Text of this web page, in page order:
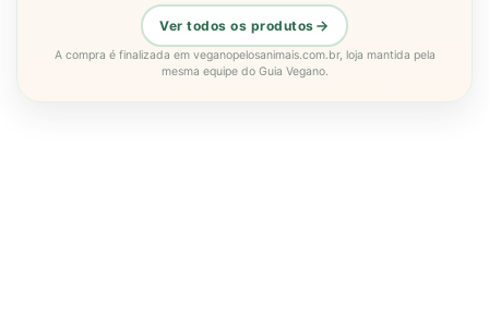
Ver todos os produtos
A compra é finalizada em veganopelosanimais.com.br, loja mantida pela
mesma equipe do Guia Vegano.